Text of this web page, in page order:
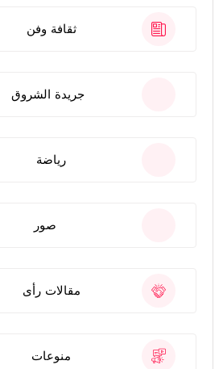
ثقافة وفن
جريدة الشروق
رياضة
صور
مقالات رأى
منوعات